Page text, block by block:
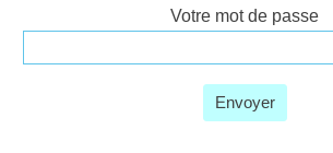
Votre mot de passe
Envoyer